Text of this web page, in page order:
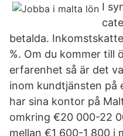
I
betalda.
%. Om du kommer till
erfarenhet så är det
inom kundtjänsten på
har sina kontor på
omkring €20 000-22
mellan €1 600-1 800 i